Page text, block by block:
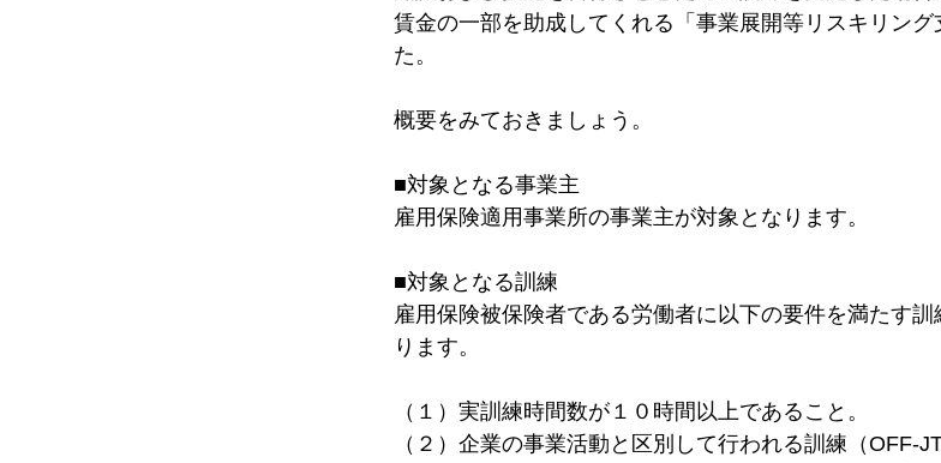
賃金の一部を助成してくれる「事業展開等リスキリン
た。
概要をみておきましょう。
■対象となる事業主
雇用保険適用事業所の事業主が対象となります。
■対象となる訓練
雇用保険被保険者である労働者に以下の要件を満たす
ります。
（１）実訓練時間数が１０時間以上であること。
（２）企業の事業活動と区別して行われる訓練（OFF-